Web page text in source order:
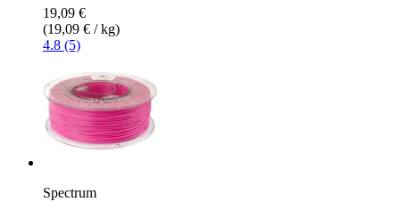
19,09 €
(19,09 € / kg)
4.8 (5)
Spectrum